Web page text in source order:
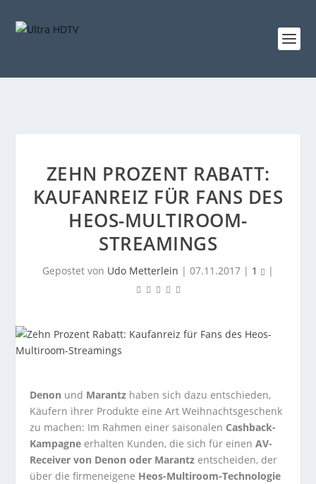
ZEHN PROZENT RABATT:
KAUFANREIZ FÜR FANS DES
HEOS-MULTIROOM-
STREAMINGS
Gepostet von Udo Metterlein | 07.11.2017 | 1 |
Denon und Marantz haben sich dazu entschieden,
Käufern ihrer Produkte eine Art Weihnachtsgeschenk
zu machen: Im Rahmen einer saisonalen Cashback-
Kampagne erhalten Kunden, die sich für einenAV-
Receiver von Denon oder Marantz entscheiden, der
über die firmeneigene Heos-Multiroom-Technologie